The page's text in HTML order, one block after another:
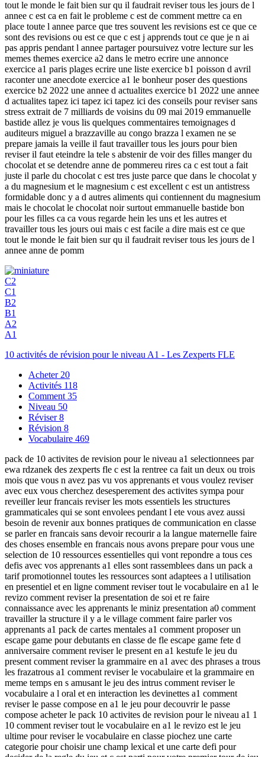
tout le monde le fait bien sur qu il faudrait reviser tous les jours de l
annee c est ca en fait le probleme c est de comment mettre ca en
place toute l annee parce que tres souvent les revisions est ce que ce
sont des revisions ou est ce que c est j apprends tout ce que je n ai
pas appris pendant l annee partager poursuivez votre lecture sur les
memes themes exercice a2 dans le metro ecrire une annonce
exercice a1 paris plages ecrire une liste exercice b1 poisson d avril
raconter une anecdote exercice a1 le bonheur poser des questions
exercice b2 2022 une annee d actualites exercice b1 2022 une annee
d actualites tapez ici tapez ici tapez ici des conseils pour reviser sans
stress extrait de 7 milliards de voisins du 09 mai 2019 emmanuelle
bastide allez je vous lis quelques commentaires temoignages d
auditeurs miguel a brazzaville au congo brazza l examen ne se
prepare jamais la veille il faut travailler tous les jours pour bien
reviser il faut eteindre la tele s abstenir de voir des filles manger du
chocolat et se detendre anne de pommereu rires ca c est tout a fait
juste il parle du chocolat c est tres juste parce que dans le chocolat y
a du magnesium et le magnesium c est excellent c est un antistress
formidable donc y a d autres aliments qui contiennent du magnesium
mais le chocolat le chocolat noir surtout emmanuelle bastide bon
pour les filles ca ca vous regarde hein les uns et les autres et
travailler tous les jours oui mais c est facile a dire mais est ce que
tout le monde le fait bien sur qu il faudrait reviser tous les jours de l
annee anne de pomm
C2
C1
B2
B1
A2
A1
10 activités de révision pour le niveau A1 - Les Zexperts FLE
Acheter 20
Activités 118
Comment 35
Niveau 50
Réviser8
Révision 8
Vocabulaire 469
pack de 10 activites de revision pour le niveau a1 selectionnees par
ewa rdzanek des zexperts fle c est la rentree ca fait un deux ou trois
mois que vous n avez pas vu vos apprenants et vous voulez reviser
avec eux vous cherchez desesperement des activites sympa pour
reveiller leur francais reviser les mots essentiels les structures
grammaticales qui se sont envolees pendant l ete vous avez aussi
besoin de revenir aux bonnes pratiques de communication en classe
se parler en francais sans devoir recourir a la langue maternelle faire
des choses ensemble en francais nous avons prepare pour vous une
selection de 10 ressources essentielles qui vont repondre a tous ces
defis avec vos apprenants a1 elles sont rassemblees dans un pack a
tarif promotionnel toutes les ressources sont adaptees a l utilisation
en presentiel et en ligne comment reviser tout le vocabulaire en a1 le
revizo comment reviser la presentation de soi et re faire
connaissance avec les apprenants le miniz presentation a0 comment
travailler la structure il y a le village comment faire parler vos
apprenants a1 pack de cartes mentales a1 comment proposer un
escape game pour debutants en classe de fle escape game fete d
anniversaire comment reviser le present en a1 kestufe le jeu du
present comment reviser la grammaire en a1 avec des phrases a trous
les frazatrous a1 comment reviser le vocabulaire et la grammaire en
meme temps en s amusant le jeu des intrus comment reviser le
vocabulaire a l oral et en interaction les devinettes a1 comment
reviser le passe compose en a1 le jeu pour decouvrir le passe
compose acheter le pack 10 activites de revision pour le niveau a1 1
10 comment reviser tout le vocabulaire en a1 le revizo est le jeu
ultime pour reviser le vocabulaire en classe piochez une carte
categorie pour choisir une champ lexical et une carte defi pour